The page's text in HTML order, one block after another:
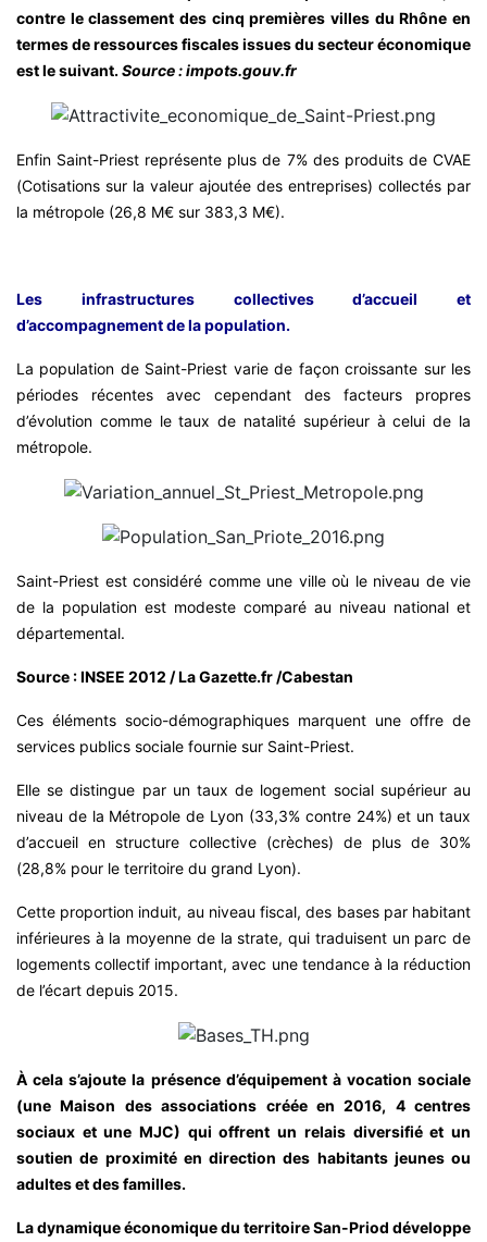
contre le classement des cinq premières villes du Rhône en
termes de ressources fiscales issues du secteur économique
est le suivant.Source : impots.gouv.fr
Enfin Saint-Priest représente plus de 7% des produits de CVAE
(Cotisations sur la valeur ajoutée des entreprises) collectés par
la métropole (26,8 M€ sur 383,3 M€).
Les infrastructures collectives d’accueil et
d’accompagnement de la population.
La population de Saint-Priest varie de façon croissante sur les
périodes récentes avec cependant des facteurs propres
d’évolution comme le taux de natalité supérieur à celui de la
métropole.
Saint-Priest est considéré comme une ville où le niveau de vie
de la population est modeste comparé au niveau national et
départemental.
Source : INSEE 2012 / La Gazette.fr /Cabestan
Ces éléments socio-démographiques marquent une offre de
services publics sociale fournie sur Saint-Priest.
Elle se distingue par un taux de logement social supérieur au
niveau de la Métropole de Lyon (33,3% contre 24%) et un taux
d’accueil en structure collective (crèches) de plus de 30%
(28,8% pour le territoire du grand Lyon).
Cette proportion induit, au niveau fiscal, des bases par habitant
inférieures à la moyenne de la strate, qui traduisent un parc de
logements collectif important, avec une tendance à la réduction
de l’écart depuis 2015.
À cela s’ajoute la présence d’équipement à vocation sociale
(une Maison des associations créée en 2016, 4 centres
sociaux et une MJC) qui offrent un relais diversifié et un
soutien de proximité en direction des habitants jeunes ou
adultes et des familles.
La dynamique économique du territoire San-Priod développe